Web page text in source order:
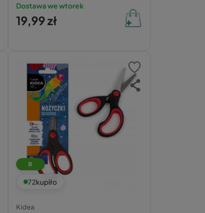
Dostawa we wtorek
19,99 zł
B
72kupiło
Kidea